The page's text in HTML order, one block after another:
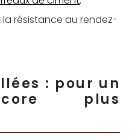
la résistance au rendez-
: pour un
plus